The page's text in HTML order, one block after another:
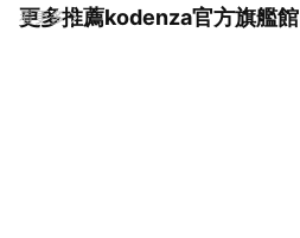
更多推薦kodenza官方旗艦館
看更多